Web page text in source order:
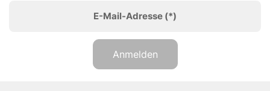
E-Mail-Adresse (*)
Anmelden